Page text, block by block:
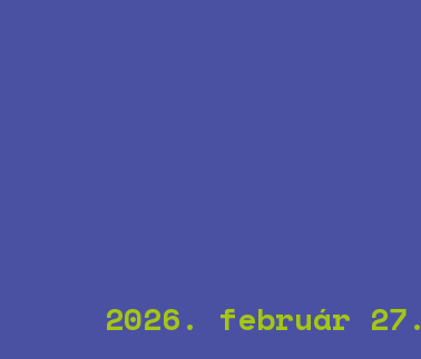
2026. február 27.